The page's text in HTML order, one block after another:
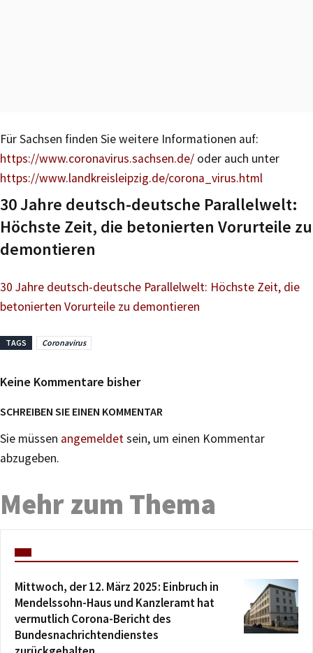
Für Sachsen finden Sie weitere Informationen auf:
https://www.coronavirus.sachsen.de/ oder auch unter
https://www.landkreisleipzig.de/corona_virus.html
30 Jahre deutsch-deutsche Parallelwelt:
Höchste Zeit, die betonierten Vorurteile zu
demontieren
30 Jahre deutsch-deutsche Parallelwelt: Höchste Zeit, die
betonierten Vorurteile zu demontieren
TAGS Coronavirus
Keine Kommentare bisher
SCHREIBEN SIE EINEN KOMMENTAR
Sie müssen angemeldetsein, um einen Kommentar
abzugeben.
Mehr zum Thema
Mittwoch, der 12. März 2025: Einbruch in
Mendelssohn-Haus und Kanzleramt hat
vermutlich Corona-Bericht des
Bundesnachrichtendienstes